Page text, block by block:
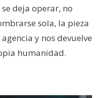
deja operar, no
sola, la pieza
y nos devuelve
humanidad.